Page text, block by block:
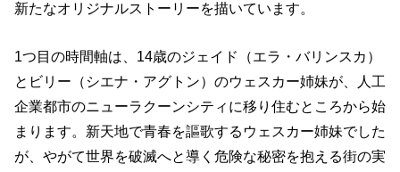
新たなオリジナルストーリーを描いています。
1つ目の時間軸は、14歳のジェイド（エラ・バリンスカ）
とビリー（シエナ・アグトン）のウェスカー姉妹が、人工
企業都市のニューラクーンシティに移り住むところから始
まります。新天地で青春を謳歌するウェスカー姉妹でした
が、やがて世界を破滅へと導く危険な秘密を抱える街の実